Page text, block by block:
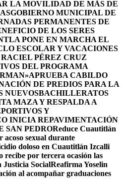
LA MOVILIDAD DE MÁS DE
GOBIERNO MUNICIPAL DE
PERMANENTES DE
DE LOS SERES
PONE EN MARCHA EL
ESCOLAR Y VACACIONES
PÉREZ CRUZ
DEL PROGRAMA
APRUEBA CABILDO
DE PREDIOS PARA LA
NUEVOSBACHILLERATOS
MAZA Y RESPALDA A
Y
INICIA REPAVIMENTACIÓN
SAN PEDROReduce Cuautitlán
acoso sexual durante
doloso en Cuautitlán Izcalli
recibe por tercera ocasión las
Justicia SocialReafirma Yoselin
al acompañar graduaciones